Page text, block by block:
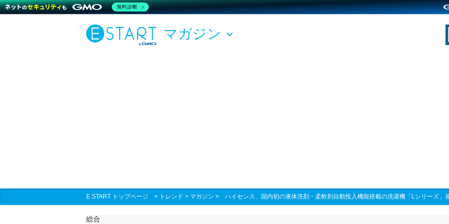
マガジン
E START トップページ > トレンド > マガジン > ハイセンス、国内初の液体洗剤・柔軟剤自動投入機能搭載の洗濯機「Lシリーズ」
総合
無料診断